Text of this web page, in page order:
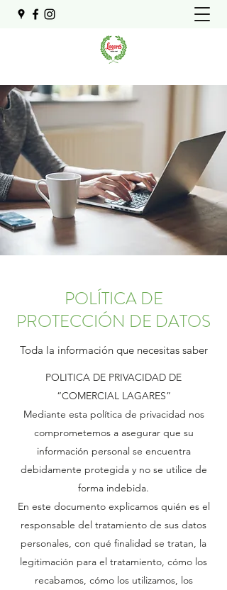
POLÍTICA DE
PROTECCIÓN DE DATOS
Toda la información que necesitas saber
POLITICA DE PRIVACIDAD DE
“COMERCIAL LAGARES”
Mediante esta política de privacidad nos
comprometemos a asegurar que su
información personal se encuentra
debidamente protegida y no se utilice de
forma indebida.
En este documento explicamos quién es el
responsable del tratamiento de sus datos
personales, con qué finalidad se tratan, la
legitimación para el tratamiento, cómo los
recabamos, cómo los utilizamos, los